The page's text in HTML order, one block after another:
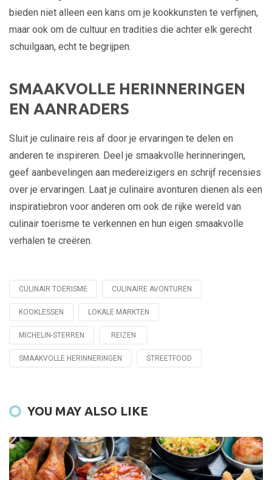
bieden niet alleen een kans om je kookkunsten te verfijnen,
maar ook om de cultuur en tradities die achter elk gerecht
schuilgaan, echt te begrijpen.
SMAAKVOLLE HERINNERINGEN
EN AANRADERS
Sluit je culinaire reis af door je ervaringen te delen en
anderen te inspireren. Deel je smaakvolle herinneringen,
geef aanbevelingen aan medereizigers en schrijf recensies
over je ervaringen. Laat je culinaire avonturen dienen als een
inspiratiebron voor anderen om ook de rijke wereld van
culinair toerisme te verkennen en hun eigen smaakvolle
verhalen te creëren.
Tagged
with
CULINAIR TOERISME CULINAIRE AVONTUREN
KOOKLESSEN LOKALE MARKTEN
MICHELIN-STERREN REIZEN
SMAAKVOLLE HERINNERINGEN STREETFOOD
YOU MAY ALSO LIKE